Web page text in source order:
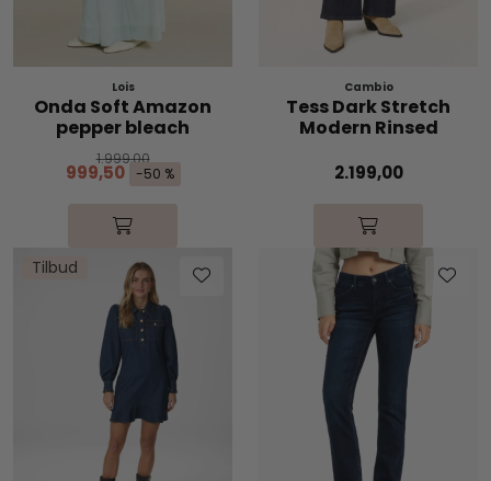
Lois
Onda Soft Amazon
pepper bleach
1.999,00
999,50 -50 %
Cambio
Tess Dark Stretch
Modern Rinsed
2.199,00
Tilbud